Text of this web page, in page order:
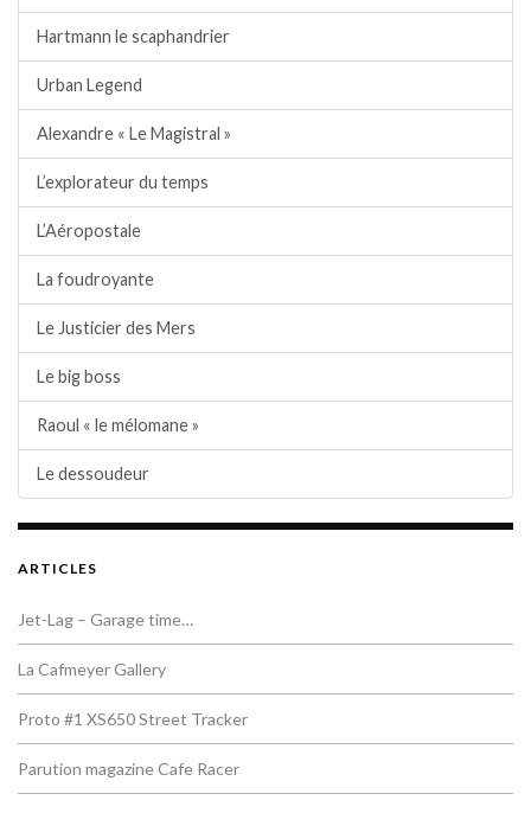
Hartmann le scaphandrier
Urban Legend
Alexandre « Le Magistral »
L’explorateur du temps
L’Aéropostale
La foudroyante
Le Justicier des Mers
Le big boss
Raoul « le mélomane »
Le dessoudeur
ARTICLES
Jet-Lag – Garage time…
La Cafmeyer Gallery
Proto #1 XS650 Street Tracker
Parution magazine Cafe Racer